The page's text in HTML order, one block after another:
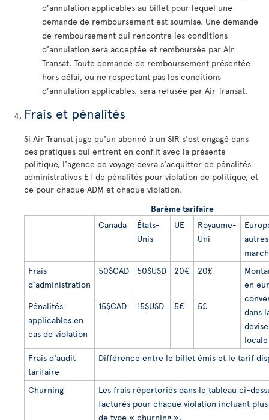
d’annulation applicables au billet pour lequel une
demande de remboursement est soumise. Une demande
de remboursement qui rencontre les conditions
d’annulation sera acceptée et remboursée par Air
Transat. Toute demande de remboursement présentée
hors délai, ou ne respectant pas les conditions
d’annulation applicables, sera refusée par Air Transat.
Frais et pénalités
Si Air Transat juge qu'un abonné à un SIR s'est engagé dans
des pratiques qui entrent en conflit avec la présente
politique, l'agence de voyage devra s'acquitter de pénalités
administratives ET de pénalités pour violation de politique, et
ce pour chaque ADM et chaque violation.
Barème tarifaire
Canada
États-
Unis
UE
Royaume-
Uni
autres
Frais
d'administration
50$CAD 50$USD 20€ 20£
en
dans
devise
locale
Pénalités
applicables en
cas de violation
15$CAD 15$USD 5€ 5£
Frais d'audit
tarifaire
Différence entre le billet émis et le tarif
Churning
Les frais répertoriés dans le tableau ci-
facturés pour chaque violation incluant
de type « churning ».